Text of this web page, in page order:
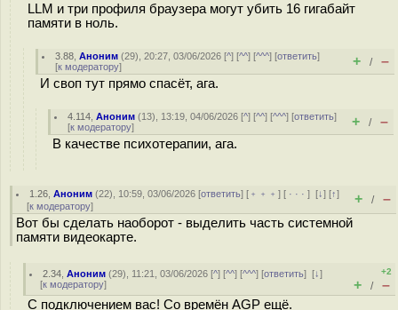
LLM и три профиля браузера могут убить 16 гигабайт
памяти в ноль.
3.88 ,Аноним (29), 20:27, 03/06/2026 [^] [^^] [^^^] [ответить]
[к модератору] + / –
И своп тут прямо спасёт, ага.
4.114 ,Аноним (13), 13:19, 04/06/2026 [^] [^^] [^^^] [ответить]
[к модератору] + / –
В качестве психотерапии, ага.
1.26 ,Аноним (22), 10:59, 03/06/2026 [ответить] [ ﹢﹢﹢] [ · · ·][↓] [↑]
[к модератору] + / –
Вот бы сделать наоборот - выделить часть системной
памяти видеокарте.
2.34 ,Аноним (29), 11:21, 03/06/2026 [^] [^^] [^^^] [ответить][↓]
[к модератору]
+2
+ / –
С подключением вас! Со времён AGP ещё.